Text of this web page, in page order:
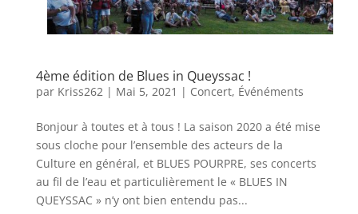
4ème édition de Blues in Queyssac !
par Kriss262 | Mai 5, 2021 | Concert, Événéments
Bonjour à toutes et à tous ! La saison 2020 a été mise
sous cloche pour l’ensemble des acteurs de la
Culture en général, et BLUES POURPRE, ses concerts
au fil de l’eau et particulièrement le « BLUES IN
QUEYSSAC » n’y ont bien entendu pas...